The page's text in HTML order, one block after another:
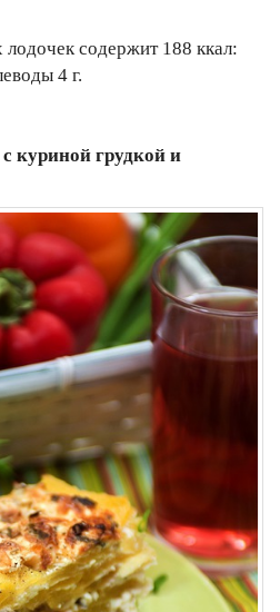
содержит 188 ккал:
4 г.
куриной грудкой и